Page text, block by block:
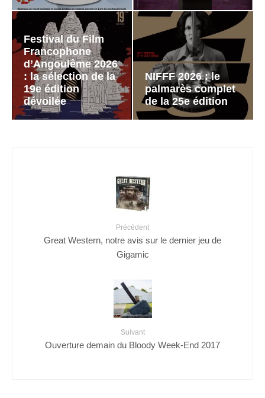
Festival du Film
Francophone
d’Angoulême 2026
: la sélection de la
19e édition
dévoilée
NIFFF 2026 : le
palmarès complet
de la 25e édition
Précédent
Great Western, notre avis sur le dernier jeu de
Gigamic
Suivant
Ouverture demain du Bloody Week-End 2017